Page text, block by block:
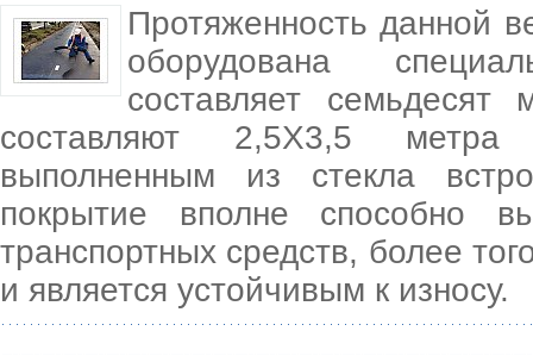
Протяженность данной
оборудована
составляет
составляют 2,5Х3,5
выполненным из стекла
покрытие вполне способно
транспортных средств, более
и является устойчивым к износу.